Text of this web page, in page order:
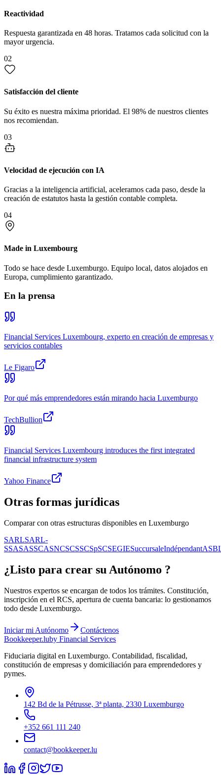
Reactividad
Respuesta garantizada en 48 horas. Tratamos cada solicitud con la
mayor urgencia.
02
Satisfacción del cliente
Su éxito es nuestra máxima prioridad. El 98% de nuestros clientes
nos recomiendan.
03
Velocidad de ejecución con IA
Gracias a la inteligencia artificial, aceleramos cada paso, desde la
creación de estatutos hasta la gestión contable completa.
04
Made in Luxembourg
Todo se hace desde Luxemburgo. Equipo local, datos alojados en
Europa, cumplimiento garantizado.
En la prensa
Financial Services Luxembourg, experto en creación de empresas y
servicios contables
Le Figaro
Por qué más emprendedores están mirando hacia Luxemburgo
TechBullion
Financial Services Luxembourg introduces the first integrated
financial infrastructure system
Yahoo Finance
Otras formas jurídicas
Comparar con otras estructuras disponibles en Luxemburgo
SARLSARL-
SSASASSCASNCSCSSCSpSCSEGIESuccursaleIndépendant
¿Listo para crear su Autónomo ?
Nuestros expertos se encargan de todos los trámites. Constitución,
inscripción en el RCS, apertura de cuenta bancaria: lo gestionamos
todo desde Luxemburgo.
Iniciar mi Autónomo
Contáctenos
Bookkeeper.luby Financial Services
Fiduciaria digital en Luxemburgo. Contabilidad, fiscalidad,
constitución de empresas y domiciliación para emprendedores y
pymes.
142 Bd de la Pétrusse, 3ª planta, 2330 Luxemburgo
+352 661 111 240
contact@bookkeeper.lu